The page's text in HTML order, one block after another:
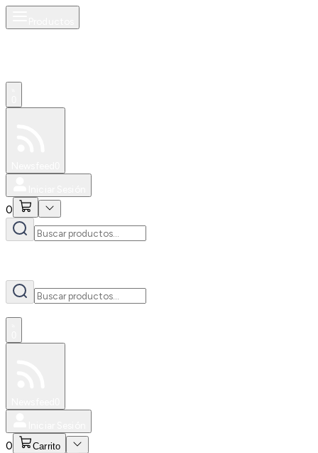
0
0 Carrito